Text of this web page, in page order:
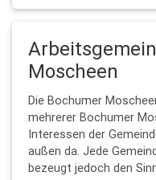
Moscheen
Die Bochumer
mehrerer Bochumer
Interessen der
außen da. Jede
bezeugt jedoch den